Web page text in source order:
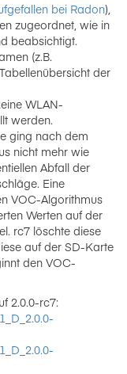
bei Radon),
zugeordnet, wie in
beabsichtigt.
(z.B.
der
WLAN-
werden.
ging nach dem
nicht mehr wie
Abfall der
Eine
VOC-Algorithmus
Werten auf der
rc7 löschte diese
auf der SD-Karte
den VOC-
2.0.0-rc7: